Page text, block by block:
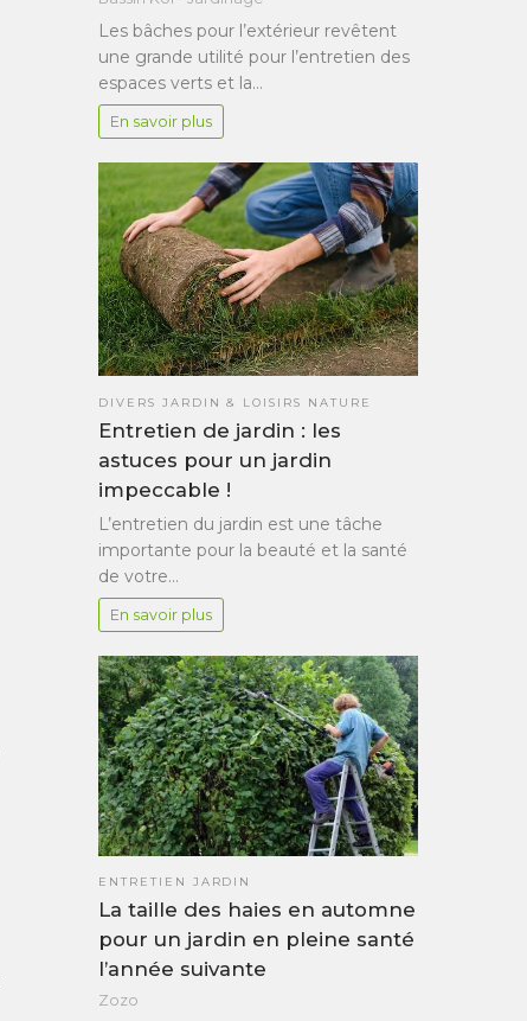
Les bâches pour l’extérieur revêtent
une grande utilité pour l’entretien des
espaces verts et la…
En savoir plus
DIVERS JARDIN & LOISIRS NATURE
Entretien de jardin : les
astuces pour un jardin
impeccable !
L’entretien du jardin est une tâche
importante pour la beauté et la santé
de votre…
En savoir plus
ENTRETIEN JARDIN
La taille des haies en automne
pour un jardin en pleine santé
l’année suivante
Zozo